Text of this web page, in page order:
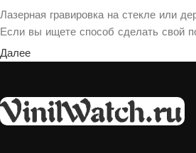
Лазерная гравировка на стекле или
Если вы ищете способ сделать свой
Далее